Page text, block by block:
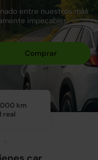
entre nuestros más
impecables.
km
real
y